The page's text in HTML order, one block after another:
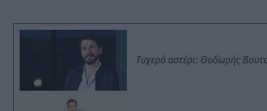
Τυχερό αστέρι: Θοδωρής